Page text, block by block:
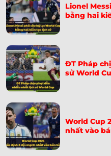
➤ Soi Kèo Pháp Vs Iraq
Số
➤ Soi Kèo Argentina Vs
Tỷ Số
➤ Khoảnh Khắc Cầu Thủ
Ismaël Koné
➤ Soi Kèo Tây Ban Nha
21/06: Chốt Kèo
➤ Hàn Quốc Bị Drone
Quân Đội Can Thiệp
Lionel
bằng hai
ĐT Pháp
sử World
World Cup
nhất vào